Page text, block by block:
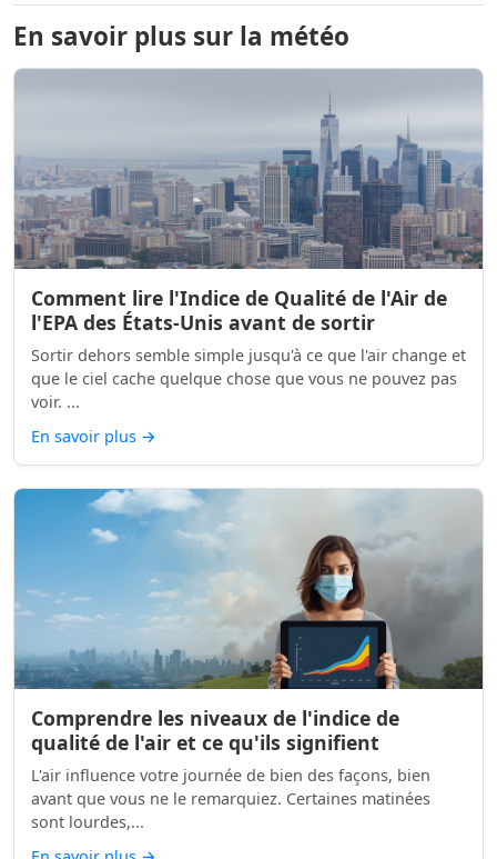
En savoir plus sur la météo
Comment lire l'Indice de Qualité de l'Air de
l'EPA des États-Unis avant de sortir
Sortir dehors semble simple jusqu'à ce que l'air change et
que le ciel cache quelque chose que vous ne pouvez pas
voir. ...
En savoir plus →
Comprendre les niveaux de l'indice de
qualité de l'air et ce qu'ils signifient
L'air influence votre journée de bien des façons, bien
avant que vous ne le remarquiez. Certaines matinées
sont lourdes,...